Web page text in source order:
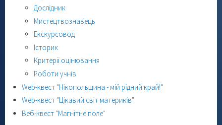
Дослідник
Мистецтвознавець
Екскурсовод
Історик
Критерії оцінювання
Роботи учнів
Web-квест "Нікопольщина - мій рідний край!"
Web-квест "Цікавий світ материків"
Веб-квест "Магнітне поле"